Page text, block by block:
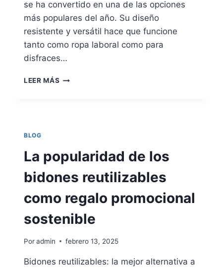
se ha convertido en una de las opciones
más populares del año. Su diseño
resistente y versátil hace que funcione
tanto como ropa laboral como para
disfraces…
LEER MÁS MONO
BLOG
La popularidad de los
bidones reutilizables
como regalo promocional
sostenible
Poradmin febrero 13, 2025
Bidones reutilizables: la mejor alternativa a